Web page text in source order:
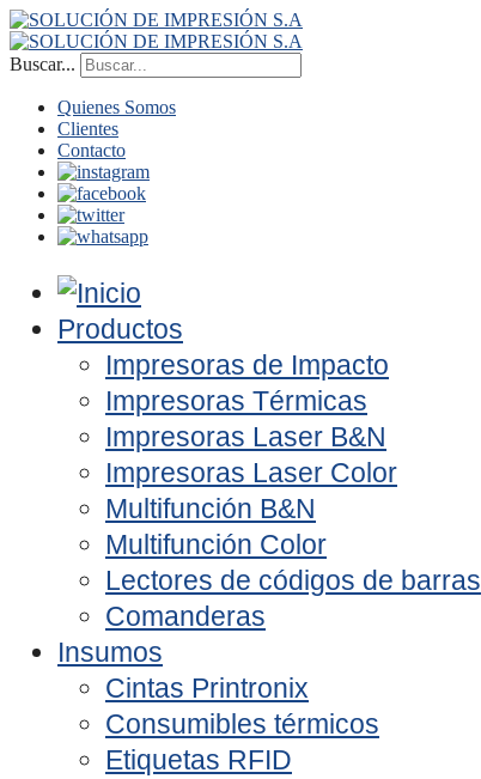
Buscar...
Quienes Somos
Clientes
Contacto
Productos
Impresoras de Impacto
Impresoras Térmicas
Impresoras Laser B&N
Impresoras Laser Color
Multifunción B&N
Multifunción Color
Lectores de códigos de barras
Comanderas
Insumos
Cintas Printronix
Consumibles térmicos
Etiquetas RFID